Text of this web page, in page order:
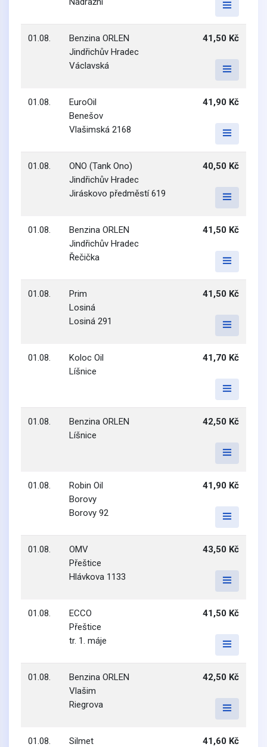
01.08.
Benzina ORLEN
Jindřichův Hradec
Václavská
41,50 Kč
01.08.
EuroOil
Benešov
Vlašimská 2168
41,90 Kč
01.08.
ONO (Tank Ono)
Jindřichův Hradec
Jiráskovo předměstí 619
40,50 Kč
01.08.
Benzina ORLEN
Jindřichův Hradec
Řečička
41,50 Kč
01.08.
Prim
Losiná
Losiná 291
41,50 Kč
01.08.
Koloc Oil
Líšnice
41,70 Kč
01.08.
Benzina ORLEN
Líšnice
42,50 Kč
01.08.
Robin Oil
Borovy
Borovy 92
41,90 Kč
01.08.
OMV
Přeštice
Hlávkova 1133
43,50 Kč
01.08.
ECCO
Přeštice
tr. 1. máje
41,50 Kč
01.08.
Benzina ORLEN
Vlašim
Riegrova
42,50 Kč
01.08.
Silmet
41,60 Kč